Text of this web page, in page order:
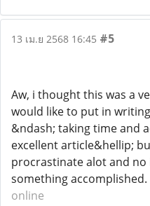
13 เม.ย 2568 16:45 #5
Aw, i thought this was a
would like to put in
&ndash; taking time and
excellent article&hellip;
procrastinate alot and
something accomplished.
online